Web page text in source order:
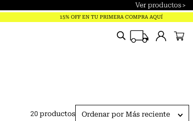
15% OFF EN TU PRIMERA COMPRA AQUÍ
20 productos Ordenar por Más reciente
Términos más buscados
chaqueta